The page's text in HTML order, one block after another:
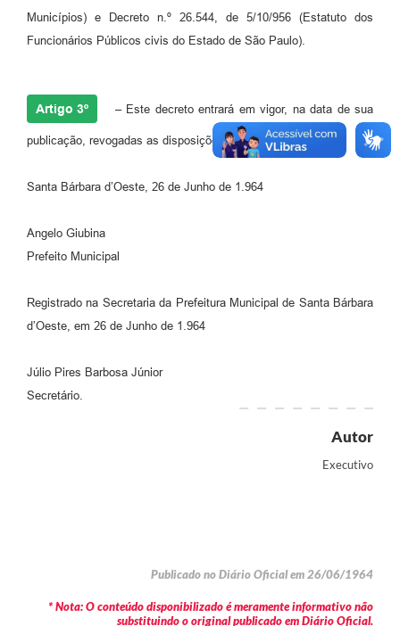
Contato
Plano de Contratações Anuais
Municípios) e Decreto n.º 26.544, de 5/10/956 (Estatuto dos
Funcionários Públicos civis do Estado de São Paulo).
Artigo 3º – Este decreto entrará em vigor, na data de sua
publicação, revogadas as disposições em contrário.
Santa Bárbara d’Oeste, 26 de Junho de 1.964
Angelo Giubina
Prefeito Municipal
Registrado na Secretaria da Prefeitura Municipal de Santa Bárbara
d’Oeste, em 26 de Junho de 1.964
Júlio Pires Barbosa Júnior
Secretário.
Autor
Executivo
Publicado no Diário Oficial em 26/06/1964
* Nota: O conteúdo disponibilizado é meramente informativo não
substituindo o original publicado em Diário Oficial.